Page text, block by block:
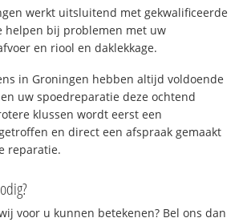
werkt uitsluitend met gekwalificeerde
helpen bij problemen met uw
en riool en daklekkage.
in Groningen hebben altijd voldoende
uw spoedreparatie deze ochtend
klussen wordt eerst een
en direct een afspraak gemaakt
reparatie.
voor u kunnen betekenen? Bel ons dan